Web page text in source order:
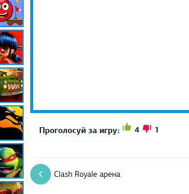
Проголосуй за игру: 4 1
Clash Royale арена